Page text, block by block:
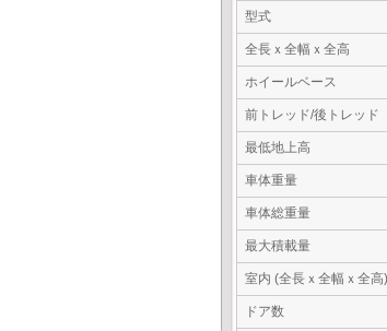
型式
全長ｘ全幅ｘ全高
ホイールベース
前トレッド/後トレッド
最低地上高
車体重量
車体総重量
最大積載量
室内 (全長ｘ全幅ｘ全高)
ドア数